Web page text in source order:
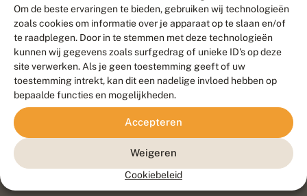
Om de beste ervaringen te bieden, gebruiken wij technologieën
zoals cookies om informatie over je apparaat op te slaan en/of
te raadplegen. Door in te stemmen met deze technologieën
kunnen wij gegevens zoals surfgedrag of unieke ID's op deze
site verwerken. Als je geen toestemming geeft of uw
toestemming intrekt, kan dit een nadelige invloed hebben op
bepaalde functies en mogelijkheden.
Accepteren
Weigeren
Cookiebeleid
Contact
Veelgestelde vragen
Doneer
Meld waarnemingen© 2026 Vlinderstichting
Duurzaam ontwikkeld door
Go2People
, ontworpen door
Blue Field Agency
Privacy
Disclaimer
Sitemap